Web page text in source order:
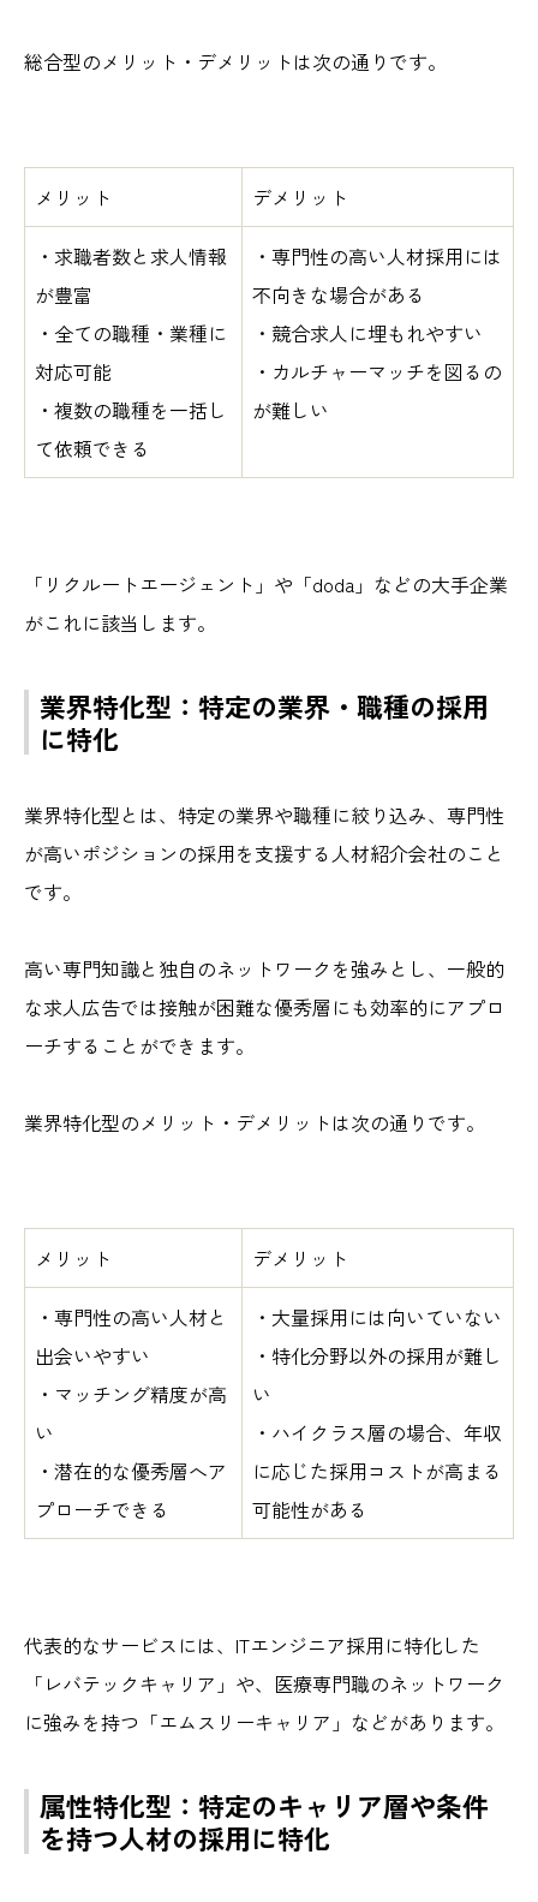
総合型のメリット・デメリットは次の通りです。
メリット デメリット
・求職者数と求人情報
が豊富
・全ての職種・業種に
対応可能
・複数の職種を一括し
て依頼できる
・専門性の高い人材採用には
不向きな場合がある
・競合求人に埋もれやすい
・カルチャーマッチを図るの
が難しい
「リクルートエージェント」や「doda」などの大手企業
がこれに該当します。
業界特化型：特定の業界・職種の採用
に特化
業界特化型とは、特定の業界や職種に絞り込み、専門性
が高いポジションの採用を支援する人材紹介会社のこと
です。
高い専門知識と独自のネットワークを強みとし、一般的
な求人広告では接触が困難な優秀層にも効率的にアプロ
ーチすることができます。
業界特化型のメリット・デメリットは次の通りです。
メリット デメリット
・専門性の高い人材と
出会いやすい
・マッチング精度が高
い
・潜在的な優秀層へア
プローチできる
・大量採用には向いていない
・特化分野以外の採用が難し
い
・ハイクラス層の場合、年収
に応じた採用コストが高まる
可能性がある
代表的なサービスには、ITエンジニア採用に特化した
「レバテックキャリア」や、医療専門職のネットワーク
に強みを持つ「エムスリーキャリア」などがあります。
属性特化型：特定のキャリア層や条件
を持つ人材の採用に特化